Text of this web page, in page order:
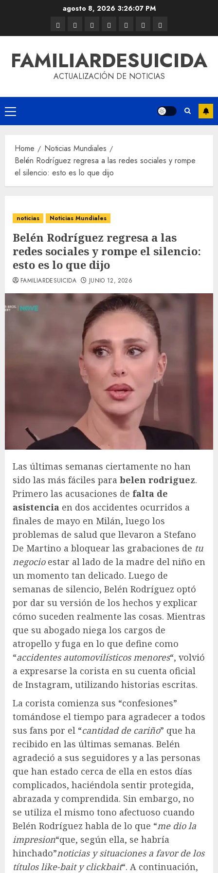
agosto 8, 2026 3:26:07 PM
FAMILIARDESUICIDA
ACTUALIZACIÓN DE NOTICIAS
Home
Noticias Mundiales
Belén Rodríguez regresa a las redes sociales y rompe
el silencio: esto es lo que dijo
noticias Noticias Mundiales
Belén Rodríguez regresa a las
redes sociales y rompe el silencio:
esto es lo que dijo
FAMILIARDESUICIDA JUNIO 12, 2026
Las últimas semanas ciertamente no han
sido las más fáciles para belen rodriguez.
Primero las acusaciones de falta de
asistencia en dos accidentes ocurridos a
finales de mayo en Milán, luego los
problemas de salud que llevaron a Stefano
De Martino a bloquear las grabaciones de tu
negocioestar al lado de la madre del niño en
un momento tan delicado. Luego de
semanas de silencio, Belén Rodríguez optó
por dar su versión de los hechos y explicar
cómo suceden realmente las cosas. Mientras
que su abogado niega los cargos de
atropello y fuga en lo que define como
“accidentes automovilísticos menores“, volvió
a expresarse la corista en su cuenta oficial
de Instagram, utilizando historias escritas.
La corista comienza sus “confesiones”
tomándose el tiempo para agradecer a todos
sus fans por el “cantidad de cariño” que ha
recibido en las últimas semanas. Belén
agradeció a sus seguidores y a las personas
que han estado cerca de ella en estos días
complicados, haciéndola sentir protegida,
abrazada y comprendida. Sin embargo, no
se utiliza el mismo tono afectuoso cuando
Belén Rodríguez habla de lo que “me dio la
impresion“que, según ella, se habría
hinchado”noticias y situaciones a favor de los
títulos like-bait y clickbait“. A continuación,